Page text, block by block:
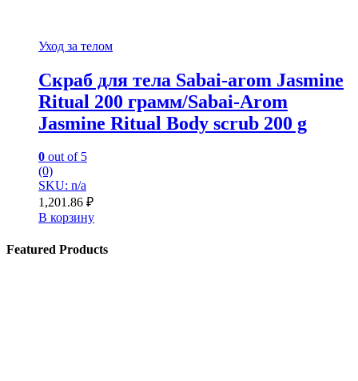
Уход за телом
Скраб для тела Sabai-arom Jasmine
Ritual 200 грамм/Sabai-Arom
Jasmine Ritual Body scrub 200 g
0 out of 5
(0)
SKU: n/a
1,201.86 ₽
В корзину
Featured Products